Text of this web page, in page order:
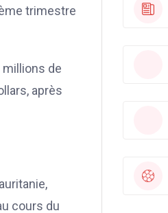
trimestre
millions de
après
cours du